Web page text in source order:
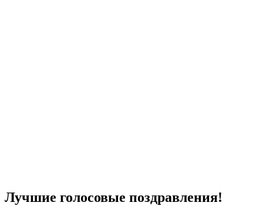
Лучшие голосовые поздравления!